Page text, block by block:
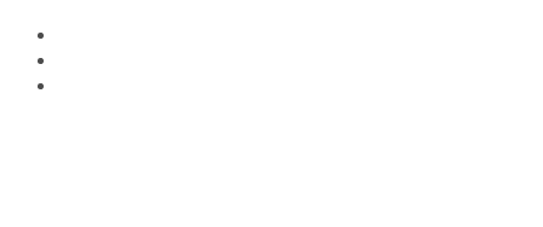
Springe
zum
Inhalt